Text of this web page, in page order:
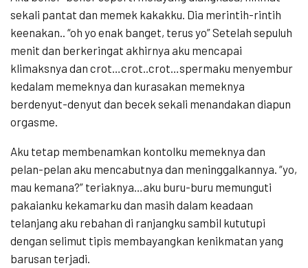
sekali pantat dan memek kakakku. Dia merintih-rintih
keenakan.. “oh yo enak banget, terus yo” Setelah sepuluh
menit dan berkeringat akhirnya aku mencapai
klimaksnya dan crot…crot..crot…spermaku menyembur
kedalam memeknya dan kurasakan memeknya
berdenyut-denyut dan becek sekali menandakan diapun
orgasme.
Aku tetap membenamkan kontolku memeknya dan
pelan-pelan aku mencabutnya dan meninggalkannya. “yo,
mau kemana?” teriaknya…aku buru-buru memunguti
pakaianku kekamarku dan masih dalam keadaan
telanjang aku rebahan di ranjangku sambil kututupi
dengan selimut tipis membayangkan kenikmatan yang
barusan terjadi.